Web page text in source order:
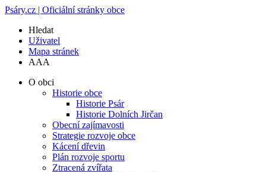
Psáry.cz | Oficiální stránky obce
Hledat
Uživatel
Mapa stránek
AAA
O obci
Historie obce
Historie Psár
Historie Dolních Jirčan
Obecní zajímavosti
Strategie rozvoje obce
Kácení dřevin
Plán rozvoje sportu
Ztracená zvířata